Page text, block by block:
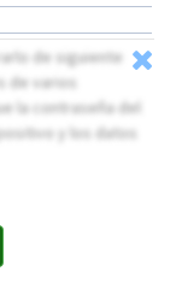
de siguiente
de varios
la contraseña del
y los datos